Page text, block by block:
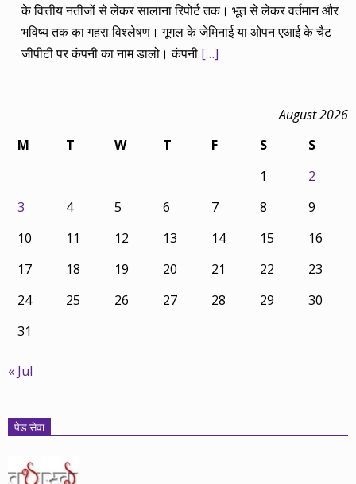
के वित्तीय नतीजों से लेकर सालाना रिपोर्ट तक। भूत से लेकर वर्तमान और
भविष्य तक का गहरा विश्लेषण। गूगल के जेमिनाई या ओपन एआई के चैट
जीपीटी पर कंपनी का नाम डालो। कंपनी […]
August 2026
M
T W T F S
S
1
2
3
4 5 6 7 8
9
10
11 12 13 14 15
16
17
18 19 20 21 22
23
24
25 26 27 28 29
30
31
« Jul
पेड सेवा